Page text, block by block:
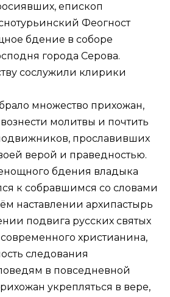
епископ
Феогност
бдение в соборе
города Серова.
сослужили клирики
множество прихожан,
молитвы и почтить
прославивших
верой и праведностью.
бдения владыка
к собравшимся со словами
наставлении архипастырь
подвига русских святых
христианина,
следования
в повседневной
укрепляться в вере,